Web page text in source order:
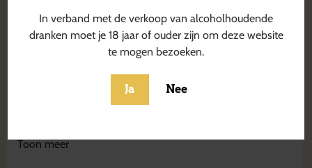
In verband met de verkoop van alcoholhoudende
dranken moet je 18 jaar of ouder zijn om deze website
te mogen bezoeken.
Ja Nee
Estland
Finland
Toon meer